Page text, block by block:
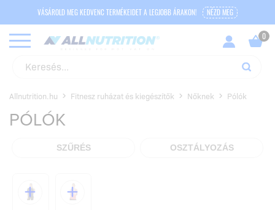
VÁSÁROLD MEG KEDVENC TERMÉKEIDET A LEGJOBB ÁRAKON! NÉZD MEG
Allnutrition.hu Fitnesz ruházat és kiegészítők Nőknek Pólók
PÓLÓK
SZŰRÉS OSZTÁLYOZÁS